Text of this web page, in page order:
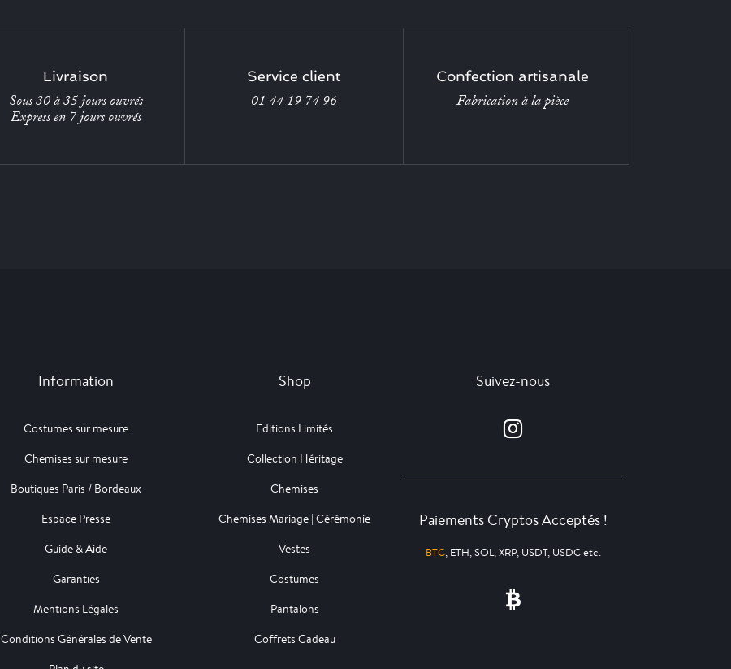
Livraison
Sous 30 à 35 jours ouvrés
Express en 7 jours ouvrés
Service client
01 44 19 74 96
Confection artisanale
Fabrication à la pièce
Information
Costumes sur mesure
Chemises sur mesure
Boutiques Paris / Bordeaux
Espace Presse
Guide & Aide
Garanties
Mentions Légales
Conditions Générales de Vente
Shop
Editions Limités
Collection Héritage
Chemises
Chemises Mariage | Cérémonie
Vestes
Costumes
Pantalons
Coffrets Cadeau
Suivez-nous
Paiements Cryptos Acceptés !
BTC, ETH, SOL, XRP, USDT, USDC etc.